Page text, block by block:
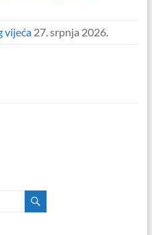
vijeća 27. srpnja 2026.